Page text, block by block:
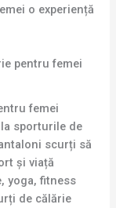
o experiență
pentru femei
femei
la sporturile de
scurți să
și viață
yoga, fitness
de călărie